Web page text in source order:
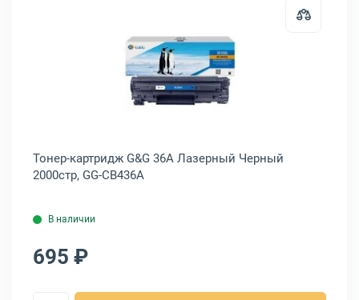
CACTUS 36A Лазерный Черный 2000стр, CS-CB436AS
Открыть товар: Тонер-картридж
Тонер-картридж G&G 36A Лазерный Черный
2000стр, GG-CB436A
В наличии
695 ₽